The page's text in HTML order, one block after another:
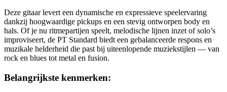
Deze gitaar levert een dynamische en expressieve speelervaring
dankzij hoogwaardige pickups en een stevig ontworpen body en
hals. Of je nu ritmepartijen speelt, melodische lijnen inzet of solo’s
improviseert, de PT Standard biedt een gebalanceerde respons en
muzikale helderheid die past bij uiteenlopende muziekstijlen — van
rock en blues tot metal en fusion.
Belangrijkste kenmerken: